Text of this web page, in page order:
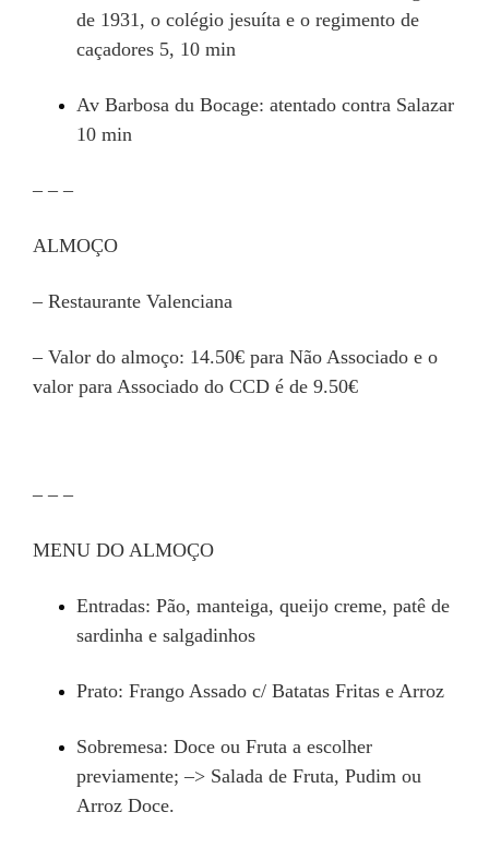
de 1931, o colégio jesuíta e o regimento de
caçadores 5, 10 min
Av Barbosa du Bocage: atentado contra Salazar
10 min
– – –
ALMOÇO
– Restaurante Valenciana
– Valor do almoço: 14.50€ para Não Associado e o
valor para Associado do CCD é de 9.50€
– – –
MENU DO ALMOÇO
Entradas: Pão, manteiga, queijo creme, patê de
sardinha e salgadinhos
Prato: Frango Assado c/ Batatas Fritas e Arroz
Sobremesa: Doce ou Fruta a escolher
previamente; –> Salada de Fruta, Pudim ou
Arroz Doce.